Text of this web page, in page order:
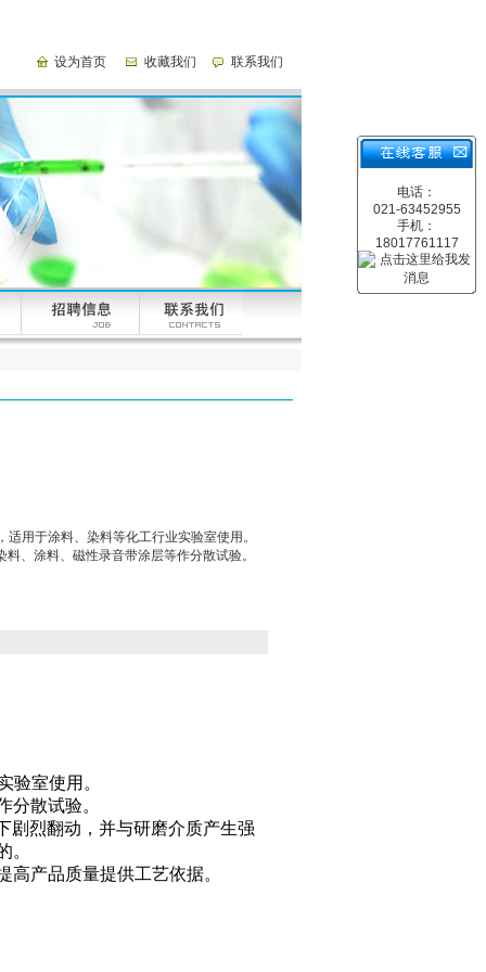
设为首页 收藏我们 联系我们
电话：
021-63452955
手机：
18017761117
用于涂料、染料等化工行业实验室使用。
、涂料、磁性录音带涂层等作分散试验。
验室使用。
分散试验。
剧烈翻动，并与研磨介质产生强
。
产品质量提供工艺依据。